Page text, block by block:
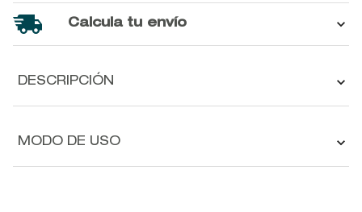
Calcula tu envío
DESCRIPCIÓN
MODO DE USO